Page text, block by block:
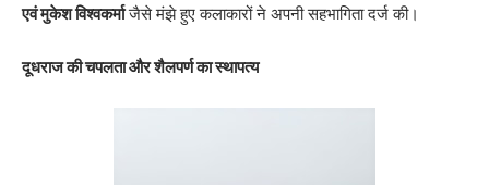
एवं मुकेश विश्वकर्माजैसे मंझे हुए कलाकारों ने अपनी सहभागिता दर्ज की।
दूधराज की चपलता और शैलपर्ण का स्थापत्य